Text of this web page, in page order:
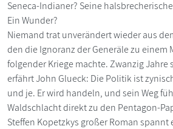
Seneca-Indianer? Seine
Ein Wunder?
Niemand trat unverändert wieder aus
den die Ignoranz der Generäle zu einem
folgender Kriege machte. Zwanzig Jahre
erfährt John Glueck: Die Politik ist
und je. Er wird handeln, und sein Weg
Waldschlacht direkt zu den Pentagon-
Steffen Kopetzkys großer Roman